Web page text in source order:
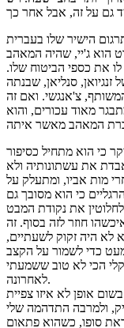
הישיר שלו בעברית
הוא ג'יי, שהיה המאהב
את כספי הביטוח שלו.
סנליאן, שבנתה
צ'אנגשי. ואם זה
מאוד עכורים, והוא
כי הוא מתחיל כסיפור
את עשתונותיה ולא
מות אביו, ומתעלק על
כי הוא מסובך גם
את נקודת המבט
חוזר לזה בסוף. זה
לא היה זקוק לשעתיים,
כדי לשמור על הקצב
הכי לא טוב ששמעתי
לאחרונה.
אופן לא איזו צפיית
ולמרבה התדהמה שלי
סופו, כשהוא פתאום